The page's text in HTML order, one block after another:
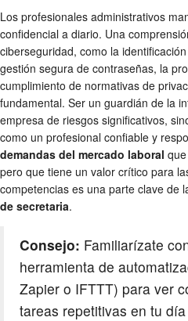
Los profesionales administrativos
confidencial a diario. Una
ciberseguridad, como la
gestión segura de contraseñas, la
cumplimiento de normativas de
fundamental. Ser un guardián de la
empresa de riesgos significativos,
como un profesional confiable y
demandas del mercado laboral
pero que tiene un valor crítico para
competencias es una parte clave de
de secretaria.
Consejo: Familiarízate
herramienta de
Zapier o IFTTT) para ver
tareas repetitivas en tu